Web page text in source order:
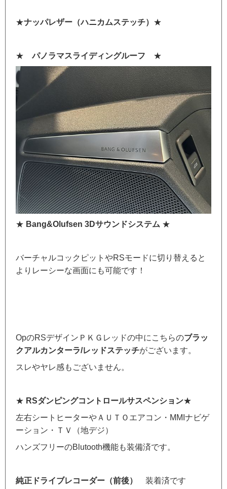
★ナッパレザー（ハニカムステッチ） ★
★パノラマスライディングルーフ ★
★ Bang&Olufsen 3Dサウンドシステム ★
バーチャルコックピットやRSモードに切り替えると
よりレーシーな画面にも可能です！
OpのRSデザインＰＫＧレッドの中にこちらのブラッ
クアルカンターラ/レッドステッチがございます。
スレやヤレ感もございません。
★ RSダンピングコントロールサスペンション★
左右シートヒーターやＡＵＴＯエアコン・MMIナビゲ
ーション・ＴＶ（地デジ）
ハンズフリーのBlutooth機能も装備済です。
純正ドライブレコーダー（前後） 装着済です